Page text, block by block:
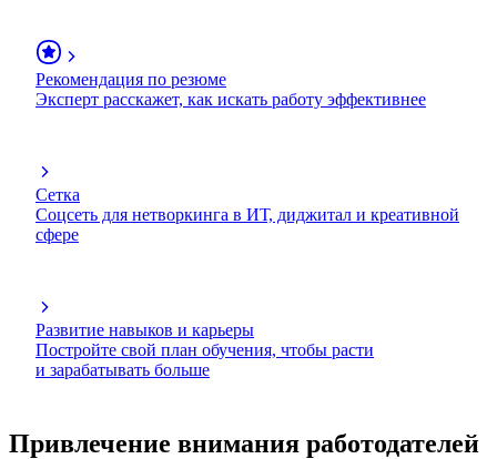
Рекомендация по резюме
Эксперт расскажет, как искать работу эффективнее
Сетка
Соцсеть для нетворкинга в ИТ, диджитал и креативной
сфере
Развитие навыков и карьеры
Постройте свой план обучения, чтобы расти
и зарабатывать больше
Привлечение внимания работодателей